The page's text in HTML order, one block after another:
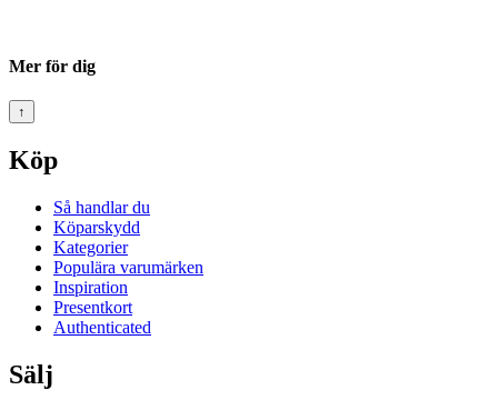
Mer för dig
↑
Köp
Så handlar du
Köparskydd
Kategorier
Populära varumärken
Inspiration
Presentkort
Authenticated
Sälj